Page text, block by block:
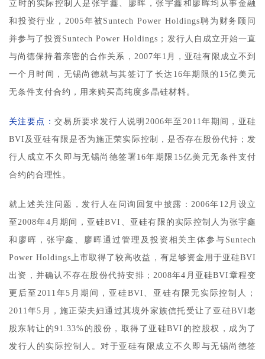
立时的实际控制人是张宇鑫、廖晖，张宇鑫和廖晖均从事金融
和投资行业，2005年被Suntech Power Holdings聘为财务顾问
并参与了投资Suntech Power Holdings；发行人自成立开始一直
与尚德保持着亲密的合作关系，2007年1月，亚硅有限成立不到
一个月时间，无锡尚德就与其签订了长达16年期限的15亿美元
无条件支付合约，用来购买高纯度多晶硅材料。
关注要点： 交易所要求发行人说明2006年至2011年期间，亚硅
BVI及亚硅有限是否为施正荣实际控制，是否存在股份代持；发
行人成立不久即与无锡尚德签署16年期限15亿美元无条件支付
合约的合理性。
就上述关注问题，发行人在问询回复中披露：2006年12月设立
至2008年4月期间，亚硅BVI、亚硅有限的实际控制人为张宇鑫
和廖晖，张宇鑫、廖晖通过管理及投资相关主体参与Suntech
Power Holdings上市取得了较高收益，有足够资金用于亚硅BVI
出资，并确认不存在股份代持安排；2008年4月亚硅BVI章程变
更后至2011年5月期间，亚硅BVI、亚硅有限无实际控制人；
2011年5月，施正荣夫妇通过其境外家族信托受让了亚硅BVI老
股东转让的91.33%的股份，取得了亚硅BVI的控股权，成为了
发行人的实际控制人。对于亚硅有限成立不久即与无锡尚德签